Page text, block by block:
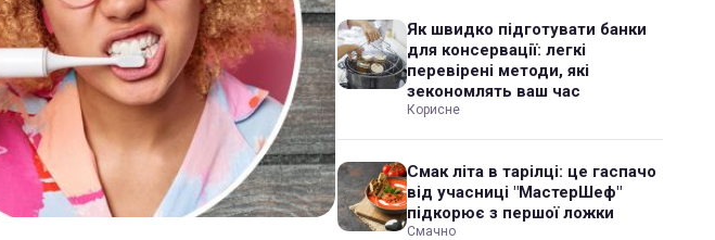
Як швидко підготувати банки
для консервації: легкі
перевірені методи, які
зекономлять ваш час
Корисне
Смак літа в тарілці: це гаспачо
від учасниці "МастерШеф"
підкорює з першої ложки
Смачно